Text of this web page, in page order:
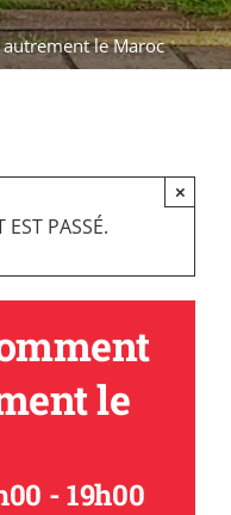
le Maroc
EST PASSÉ.
×
le
-19h00